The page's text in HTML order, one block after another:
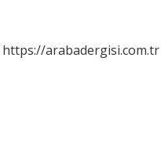
https://arabadergisi.com.tr